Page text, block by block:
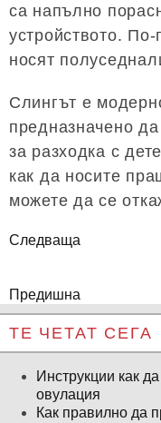
са напълно
устройството.
носят
Слингът е
предназначено
за разходка с
как да носите
можете да се
Следваща
Предишна
ТЕ ЧЕТАТ СЕГА
Инструкции как
овулация
Как правилно да